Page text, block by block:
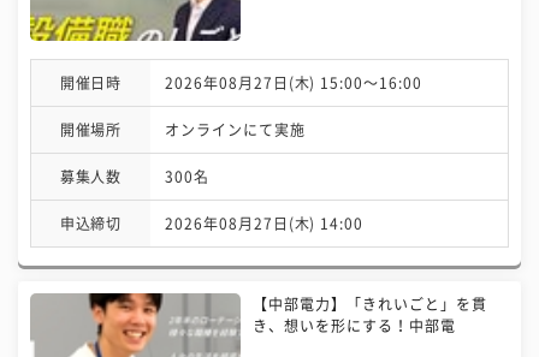
開催日時 2026年08月27日(木) 15:00〜16:00
開催場所 オンラインにて実施
募集人数 300名
申込締切 2026年08月27日(木) 14:00
【中部電力】「きれいごと」を貫
き、想いを形にする！中部電